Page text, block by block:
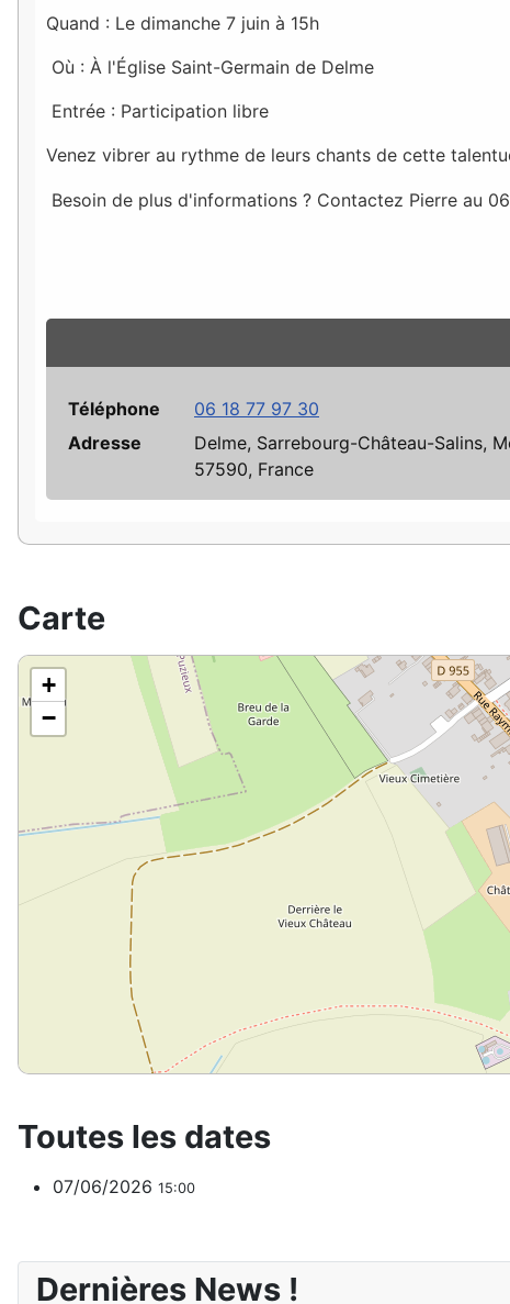
Quand : Le dimanche 7 juin à 15h
Où : À l'Église Saint-Germain de Delme
Entrée : Participation libre
Venez vibrer au rythme de leurs chants de cette
Besoin de plus d'informations ? Contactez Pierre au
Téléphone
06 18 77 97 30
Adresse
Delme, Sarrebourg-Château-Salins,
57590, France
Carte
+
−
Toutes les dates
07/06/2026 15:00
Dernières News !